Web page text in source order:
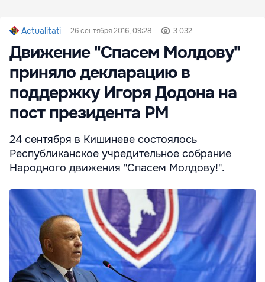
Actualitati 26 сентября 2016, 09:28 3 032
Движение "Спасем Молдову"
приняло декларацию в
поддержку Игоря Додона на
пост президента РМ
24 сентября в Кишиневе состоялось
Республиканское учредительное собрание
Народного движения "Спасем Молдову!".